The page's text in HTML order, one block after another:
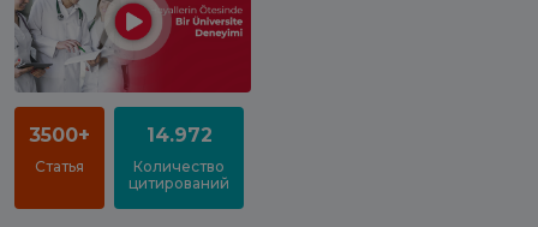
3500+
Статья
14.972
Количество
цитирований